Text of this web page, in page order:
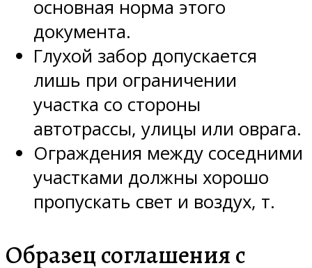
основная норма этого
документа.
Глухой забор допускается
лишь при ограничении
участка со стороны
автотрассы, улицы или оврага.
Ограждения между соседними
участками должны хорошо
пропускать свет и воздух, т.
Образец соглашения с